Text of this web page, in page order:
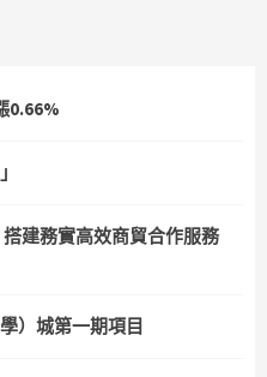
0.66%
建務實高效商貿合作服務
）城第一期項目